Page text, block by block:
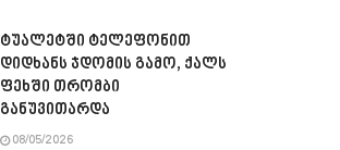
ტუალეტში ტელეფონით
დიდხანს ჯდომის გამო, ქალს
ფეხში თრომბი
განუვითარდა
08/05/2026